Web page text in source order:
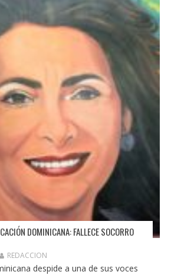
DOMINICANA: FALLECE SOCORRO
REDACCION
despide a una de sus voces